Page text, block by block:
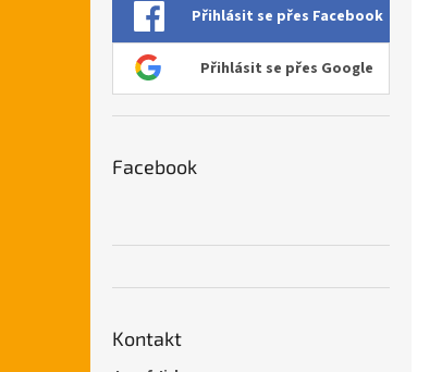
Přihlásit se přes Facebook
Přihlásit se přes Google
Facebook
Kontakt